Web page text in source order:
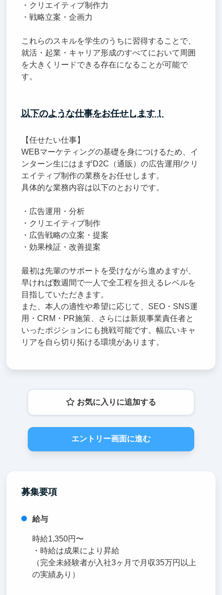
・クリエイティブ制作力
・戦略立案・企画力
これらのスキルを学生のうちに習得することで、
就活・起業・キャリア形成のすべてにおいて周囲
を大きくリードできる存在になることが可能で
す。
以下のような仕事をお任せします！
【任せたい仕事】
WEBマーケティングの基礎を身につけるため、イ
ンターン生にはまずD2C（通販）の広告運用/クリ
エイティブ制作の業務をお任せします。
具体的な業務内容は以下のとおりです。
・広告運用・分析
・クリエイティブ制作
・広告戦略の立案・提案
・効果検証・改善提案
最初は先輩のサポートを受けながら進めますが、
早ければ数週間で一人で全工程を担えるレベルを
目指していただきます。
また、本人の適性や希望に応じて、SEO・SNS運
用・CRM・PR施策、さらには新規事業責任者と
いったポジションにも挑戦可能です。幅広いキャ
リアを自ら切り拓ける環境があります。
お気に入りに追加する
エントリー画面に進む
募集要項
給与
時給1,350円〜
・時給は成果により昇給
（完全未経験者が入社3ヶ月で月収35万円以上
の実績あり）